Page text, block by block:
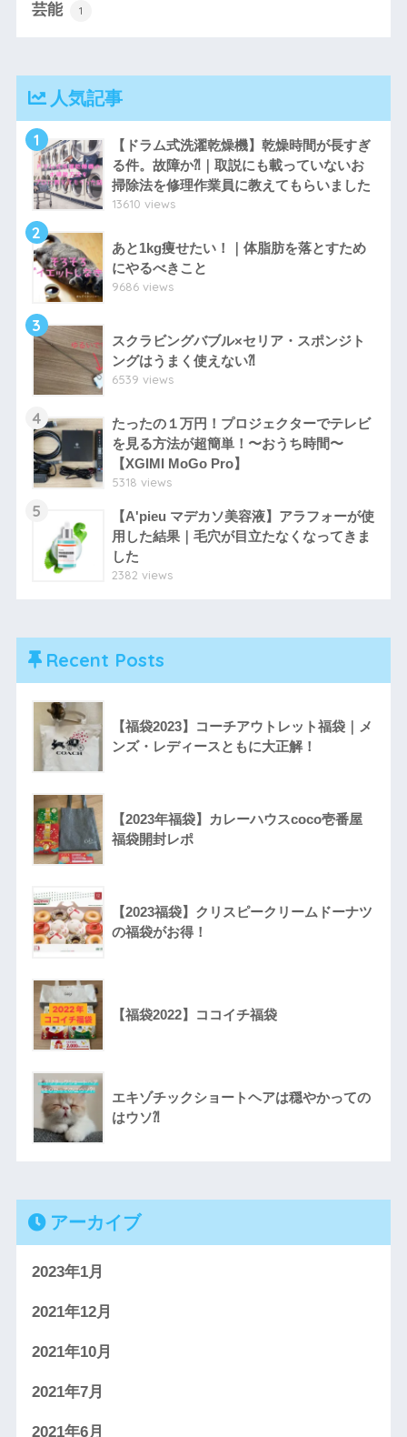
芸能 1
人気記事
1
【ドラム式洗濯乾燥機】乾燥時間が長すぎ
る件。故障か⁈｜取説にも載っていないお
掃除法を修理作業員に教えてもらいました
13610 views
2
あと1kg痩せたい！｜体脂肪を落とすため
にやるべきこと
9686 views
3
スクラビングバブル×セリア・スポンジト
ングはうまく使えない⁈
6539 views
4
たったの１万円！プロジェクターでテレビ
を見る方法が超簡単！〜おうち時間〜
【XGIMI MoGo Pro】
5318 views
5
【A'pieu マデカソ美容液】アラフォーが使
用した結果｜毛穴が目立たなくなってきま
した
2382 views
Recent Posts
【福袋2023】コーチアウトレット福袋｜メ
ンズ・レディースともに大正解！
【2023年福袋】カレーハウスcoco壱番屋
福袋開封レポ
【2023福袋】クリスピークリームドーナツ
の福袋がお得！
【福袋2022】ココイチ福袋
エキゾチックショートヘアは穏やかっての
はウソ⁈
アーカイブ
2023年1月
2021年12月
2021年10月
2021年7月
2021年6月